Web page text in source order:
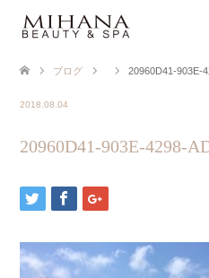
ブログ 20960D41-903E-
2018.08.04
20960D41-903E-4298-